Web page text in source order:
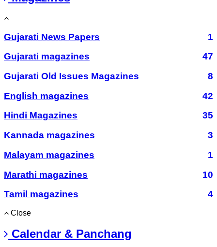
Gujarati News Papers
1
Gujarati magazines
47
Gujarati Old Issues Magazines
8
English magazines
42
Hindi Magazines
35
Kannada magazines
3
Malayam magazines
1
Marathi magazines
10
Tamil magazines
4
Close
Calendar & Panchang